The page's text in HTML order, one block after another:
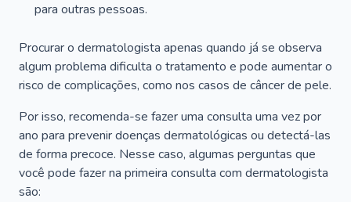
para outras pessoas.
Procurar o dermatologista apenas quando já se observa
algum problema dificulta o tratamento e pode aumentar o
risco de complicações, como nos casos de câncer de pele.
Por isso, recomenda-se fazer uma consulta uma vez por
ano para prevenir doenças dermatológicas ou detectá-las
de forma precoce. Nesse caso, algumas perguntas que
você pode fazer na primeira consulta com dermatologista
são: